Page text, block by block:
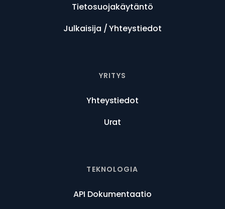
Tietosuojakäytäntö
Julkaisija / Yhteystiedot
YRITYS
Yhteystiedot
Urat
TEKNOLOGIA
API Dokumentaatio